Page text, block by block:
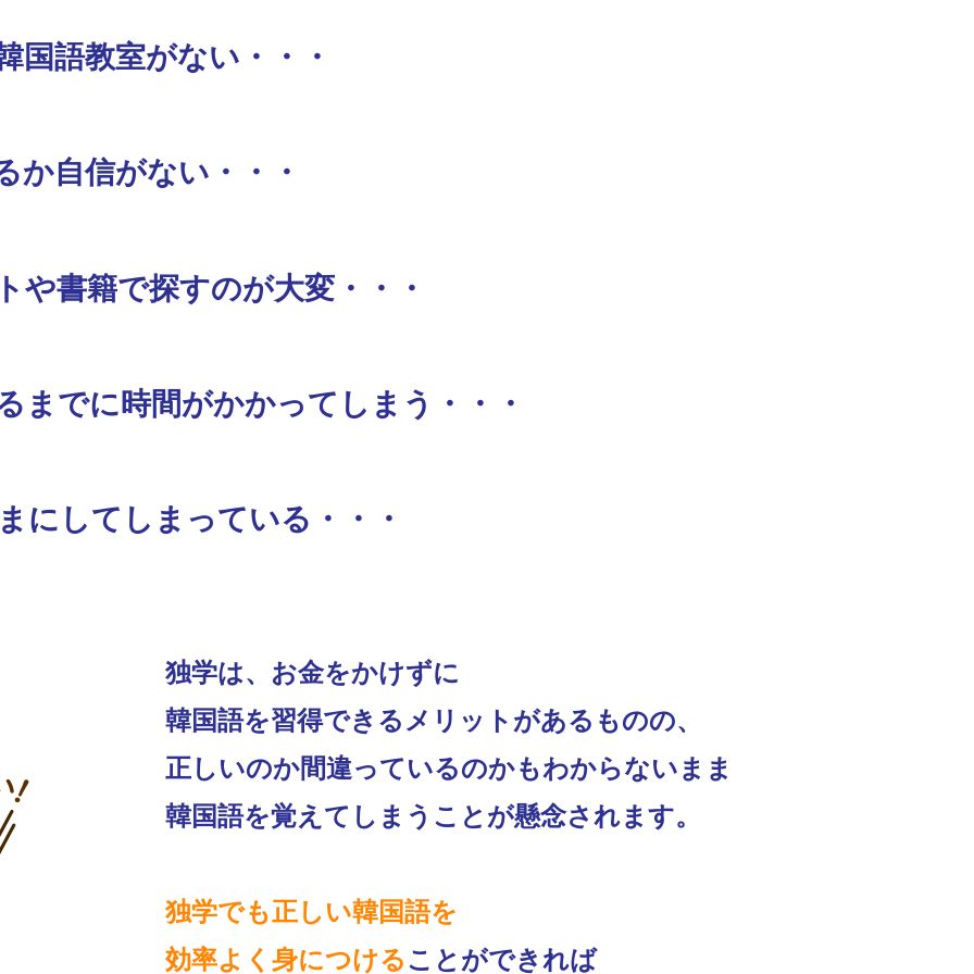
国語教室がない・・・
か自信がない・・・
や書籍で探すのが大変・・・
までに時間がかかってしまう・・・
にしてしまっている・・・
独学は、お金をかけずに
韓国語を習得できるメリットがあるものの、
正しいのか間違っているのかもわからないまま
韓国語を覚えてしまうことが懸念されます。
独学でも正しい韓国語を
効率よく身につけることができれば